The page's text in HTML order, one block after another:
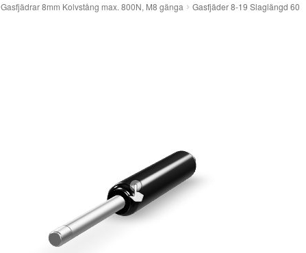
Gasfjädrar 8mm Kolvstång max. 800N, M8 gänga Gasfjäder 8-19 Slaglängd 60